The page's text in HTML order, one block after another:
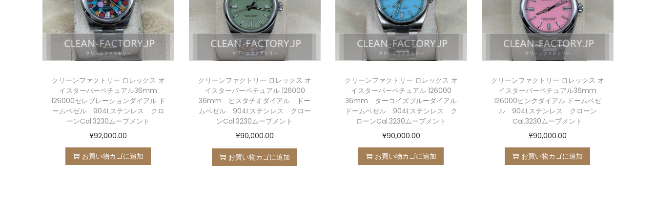
クリーンファクトリー ロレックス オ
イスターパーペチュアル36mm
126000セレブレーションダイアル ド
ームベゼル 904Lステンレス クロ
ーンCal.3230ムーブメント
¥92,000.00
お買い物カゴに追加
クリーンファクトリー ロレックス オ
イスターパーペチュアル 126000
36mm ピスタチオダイアル ドー
ムベゼル 904Lステンレス クロー
ンCal.3230ムーブメント
¥90,000.00
お買い物カゴに追加
クリーンファクトリー ロレックス オ
イスターパーペチュアル 126000
36mm ターコイズブルーダイアル
ドームベゼル 904Lステンレス ク
ローンCal.3230ムーブメント
¥90,000.00
お買い物カゴに追加
クリーンファクトリー ロレックス オ
イスターパーペチュアル36mm
126000ピンクダイアル ドームベゼ
ル 904Lステンレス クローン
Cal.3230ムーブメント
¥90,000.00
お買い物カゴに追加